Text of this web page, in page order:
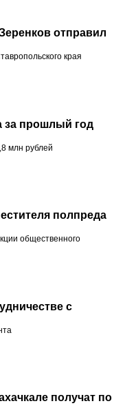
отправил
края
прошлый год
млн рублей
полпреда
общественного
с
получат по